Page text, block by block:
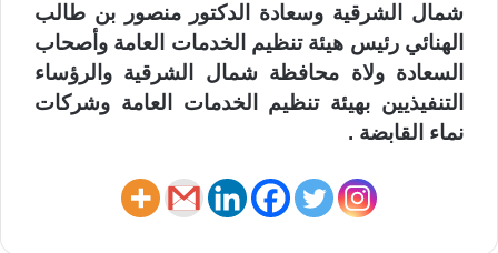
شمال الشرقية وسعادة الدكتور منصور بن طالب
الهنائي رئيس هيئة تنظيم الخدمات العامة وأصحاب
السعادة ولاة محافظة شمال الشرقية والرؤساء
التنفيذيين بهيئة تنظيم الخدمات العامة وشركات
نماء القابضة .